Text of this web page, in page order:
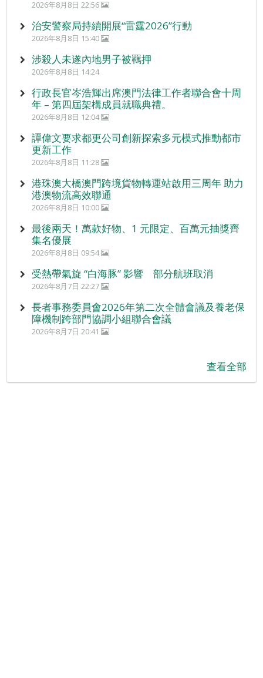
2026年8月8日 22:56
治安警察局持續開展“雷霆2026”行動
2026年8月8日 15:40
涉殺人未遂內地男子被羈押
2026年8月8日 14:24
行政長官岑浩輝出席澳門法律工作者聯合會十周
年 – 第四屆架構成員就職典禮。
2026年8月8日 12:04
譚偉文要求都更公司創新探索多元模式推動都市
更新工作
2026年8月8日 11:28
港珠澳大橋澳門跨境貨物轉運站啟用三周年 助力
港澳物流高效聯通
2026年8月8日 10:00
最後兩天！萬款好物、1 元限定、百萬元抽獎齊
集名優展
2026年8月8日 09:54
受熱帶氣旋 “白海豚” 影響 部分航班取消
2026年8月7日 22:27
長者事務委員會2026年第二次全體會議及養老保
障機制跨部門協調小組聯合會議
2026年8月7日 20:41
查看全部